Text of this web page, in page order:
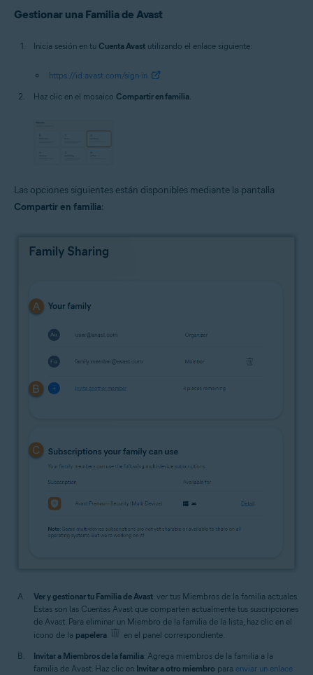
Gestionar una Familia de Avast
Inicia sesión en tu Cuenta Avast utilizando el enlace siguiente:
https://id.avast.com/sign-in
Haz clic en el mosaico Compartir en familia.
Las opciones siguientes están disponibles mediante la pantalla
Compartir en familia:
Ver y gestionar tu Familia de Avast: ver tus Miembros de la familia actuales.
Estas son las Cuentas Avast que comparten actualmente tus suscripciones
de Avast. Para eliminar un Miembro de la familia de la lista, haz clic en el
icono de la papelera
en el panel correspondiente.
Invitar a Miembros de la familia: Agrega miembros de la familia a la
familia de Avast. Haz clic en Invitar a otro miembro para enviar un enlace